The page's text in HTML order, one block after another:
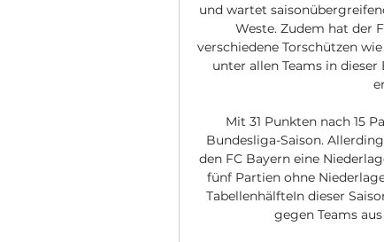
und wartet
Weste. Zudem hat der
verschiedene Torschützen
unter allen Teams in
Mit 31 Punkten nach 15
Bundesliga-Saison.
den FC Bayern eine
fünf Partien ohne
TabellenhälfteIn dieser
gegen Teams